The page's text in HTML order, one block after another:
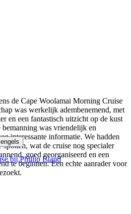
de Cape Woolamai Morning Cruise
was werkelijk adembenemend, met
en een fantastisch uitzicht op de kust
bemanning was vriendelijk en
interessante informatie. We hadden
wat de cruise nog specialer
goed georganiseerd en een
te beginnen. Een echte aanrader voor
bij Phillip Island